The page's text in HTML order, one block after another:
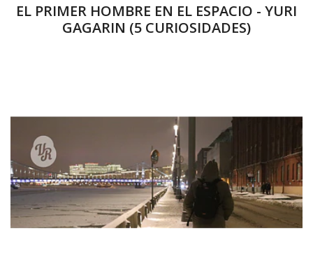
EL PRIMER HOMBRE EN EL ESPACIO - YURI
GAGARIN (5 CURIOSIDADES)